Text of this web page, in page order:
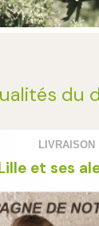
du
LIVRAISON
et ses